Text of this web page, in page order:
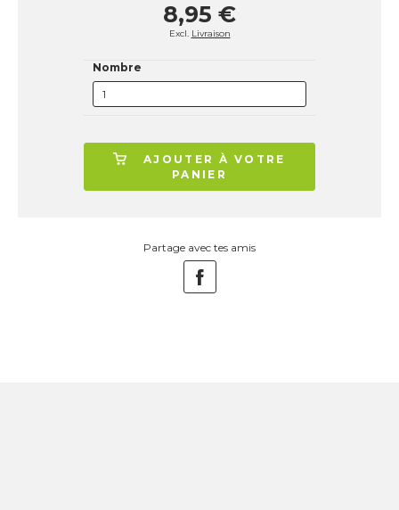
8,95 €
Excl. Livraison
Nombre
AJOUTER À VOTRE
PANIER
Partage avec tes amis